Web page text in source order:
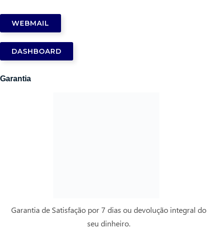
WEBMAIL
DASHBOARD
Garantia
Garantia de Satisfação por 7 dias ou devolução integral do
seu dinheiro.